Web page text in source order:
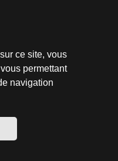
ce site, vous
permettant
navigation
© phpBB Limited